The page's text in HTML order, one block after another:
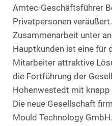
Amtec-Geschäftsführer
Privatpersonen
Zusammenarbeit unter
Hauptkunden ist eine für
Mitarbeiter attraktive
die Fortführung der
Hohenwestedt mit
Die neue Gesellschaft
Mould Technology